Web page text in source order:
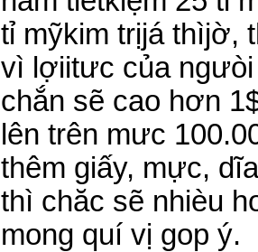
tỉ mỹkim trịjá thìjờ,
vì lợiitưc của
chắn sẽ cao hơn
lên trên mưc
thêm giấy, mực,
thì chăc sẽ nhièu
mong quí vị gop ý.